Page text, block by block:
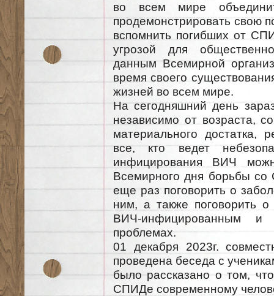
во всем мире
продемонстрировать свою
вспомнить погибших от
угрозой для
данным Всемирной
время своего
жизней во всем мире.
На сегодняшний день
независимо от возраста,
материального достатка,
все, кто ведет
инфицирования ВИЧ
Всемирного дня борьбы
еще раз поговорить о
ним, а также поговорить
ВИЧ-инфицированным
проблемах.
01 декабря 2023г.
проведена беседа с
было рассказано о том,
СПИДе современному